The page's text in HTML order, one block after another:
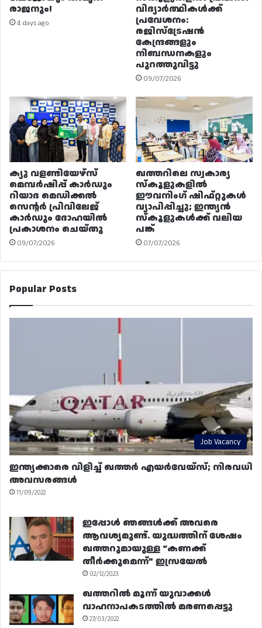
രാജനും!
4 days ago
വിദ്യാർത്ഥികൾക്ക്
പ്രവേശനം:
രജിസ്ട്രേഷൻ
കേന്ദ്രങ്ങളും
നിബന്ധനകളും
പുറത്തുവിട്ടു
09/07/2026
ക്യു വളണ്ടിയേഴ്‌സ്
മെമ്പർഷിപ്പ് കാർഡും
റിയാദ മെഡിക്കൽ
സെന്റർ പ്രിവിലേജ്
കാർഡും ദോഹയിൽ
പ്രകാശനം ചെയ്തു
09/07/2026
ഖത്തറിലെ സ്വകാര്യ
സ്കൂളുകളിൽ
ഈവനിംഗ് ഷിഫ്റ്റുകൾ
വ്യാപിപ്പിച്ചു; ഇന്ത്യൻ
സ്കൂളുകൾക്ക് വലിയ
പങ്ക്
07/07/2026
Popular Posts
Job Vacancy
ഇന്ത്യക്കാരെ വിളിച്ച് ഖത്തർ എയർവേയ്‌സ്; നിരവധി
അവസരങ്ങൾ
11/09/2022
ഇപ്പോൾ ഞങ്ങൾക്ക് അവരെ
ആവശ്യമുണ്ട്. യുദ്ധത്തിന് ശേഷം
ഖത്തറുമായുള്ള “കണക്ക്
തീർക്കുമെന്ന്” ഇസ്രയേൽ
02/12/2023
ഖത്തറിൽ മൂന്ന് യുവാക്കൾ
വാഹനാപകടത്തിൽ മരണപ്പെട്ടു
27/03/2022